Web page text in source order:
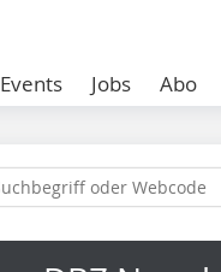
Events Jobs Abo